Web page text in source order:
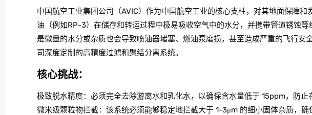
中国航空工业集团公司（AVIC）作为中国航空工业的核心支柱，对其地面保障
油（例如RP-3）在储存和转运过程中极易吸收空气中的水分，并携带管道锈蚀
是微量的水分或杂质也会导致喷油器堵塞、燃油泵磨损，甚至造成严重的飞行安
司深度定制的高精度过滤和聚结分离系统。
核心挑战：
极致脱水精度：必须完全去除游离水和乳化水，以确保含水量低于 15ppm，防止
微米级颗粒物拦截：该系统必须能够稳定地拦截大于 1-3μm 的细小固体杂质，确